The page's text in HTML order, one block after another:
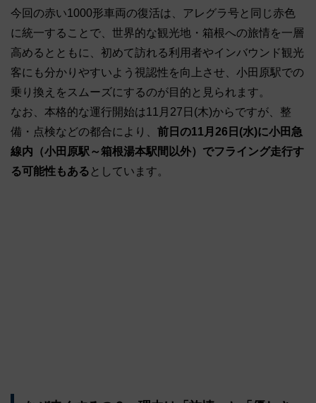
今回の赤い1000形車両の復活は、アレグラ号と同じ赤色
に統一することで、世界的な観光地・箱根への旅情を一層
高めるとともに、初めて訪れる利用者やインバウンド観光
客にも分かりやすいよう視認性を向上させ、小田原駅での
乗り換えをスムーズにするのが目的と見られます。
なお、本格的な運行開始は11月27日(木)からですが、整
備・点検などの都合により、 前日の11月26日(水)に小田急
線内（小田原駅～箱根湯本駅間以外）でフライング走行す
る可能性もある としています。